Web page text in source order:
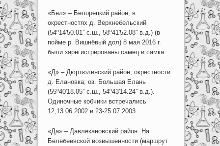
«Бел» – Белорецкий район; в
окрестностях д. Верхнебельский
(54º14′50.01′′ с.ш., 58º41′52.08′′ в.д.) (в
пойме р. Вишнёвый дол) 8 мая 2016 г.
были зарегистрированы самец и самка.
«Д» – Дюртюлинский район; окрестности
д. Елановка; оз. Большая Елань
(55º40′18.05′′ с.ш., 54º43′14.24′′ в.д.).
Одиночные кобчики встречались
12,13.06.2002 и 23-25.07.2003.
«Да» – Давлекановский район. На
Белебеевской возвышенности (маршрут